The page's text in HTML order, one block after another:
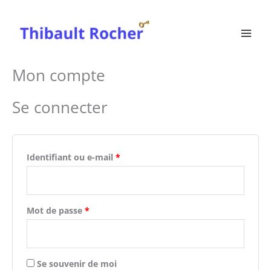
contenu
Mon compte
Se connecter
Identifiant ou e-mail *
Mot de passe *
Se souvenir de moi